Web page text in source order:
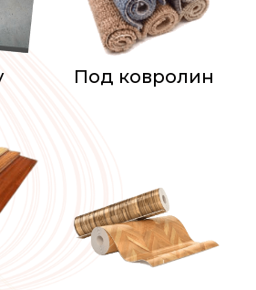
Под ковролин